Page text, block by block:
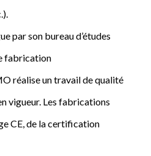
par son bureau d’études
fabrication
réalise un travail de qualité
vigueur. Les fabrications
CE, de la certification